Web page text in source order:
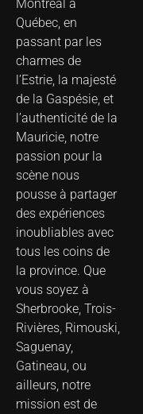
Montréal à
Québec, en
passant par les
charmes de
l’Estrie, la majesté
de la Gaspésie, et
l’authenticité de la
Mauricie, notre
passion pour la
scène nous
pousse à partager
des expériences
inoubliables avec
tous les coins de
la province. Que
vous soyez à
Sherbrooke, Trois-
Rivières, Rimouski,
Saguenay,
Gatineau, ou
ailleurs, notre
mission est de